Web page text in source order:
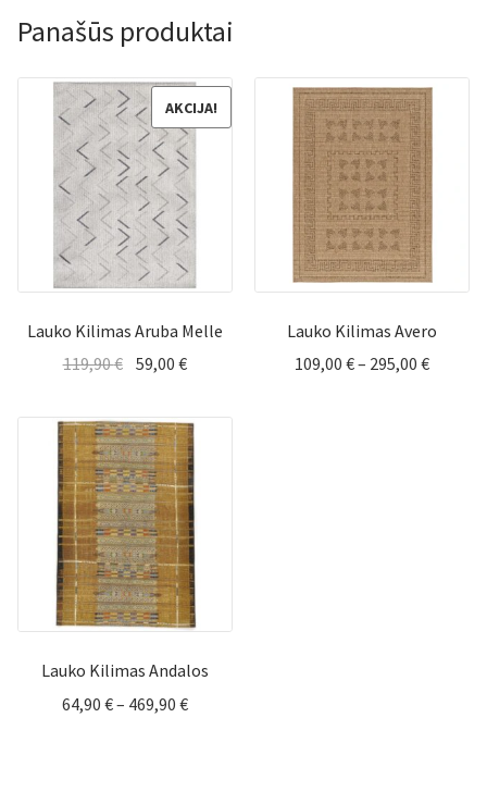
Panašūs produktai
Lauko Kilimas Aruba Melle
AKCIJA!
119,90€ Original
was:
119,90 €.
59,00€Current
is:
59,00 €.
Lauko Kilimas Avero
109,00 €– 295,00 €Price
Lauko Kilimas Andalos
64,90 €– 469,90 €Price